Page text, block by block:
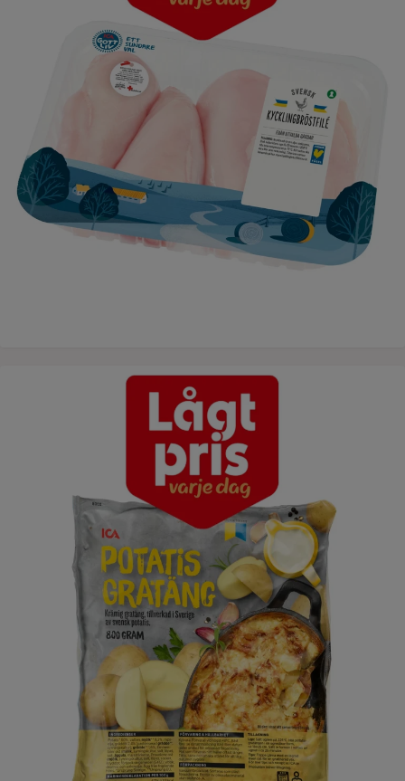
Lågt pris varje dag - potatisgratäng